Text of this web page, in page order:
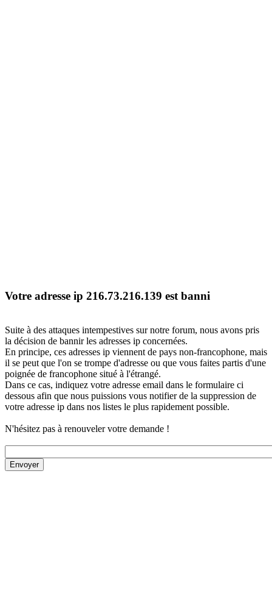
Votre adresse ip 216.73.216.139 est banni
Suite à des attaques intempestives sur notre forum, nous avons pris
la décision de bannir les adresses ip concernées.
En principe, ces adresses ip viennent de pays non-francophone, mais
il se peut que l'on se trompe d'adresse ou que vous faites partis d'une
poignée de francophone situé à l'étrangé.
Dans ce cas, indiquez votre adresse email dans le formulaire ci
dessous afin que nous puissions vous notifier de la suppression de
votre adresse ip dans nos listes le plus rapidement possible.
N'hésitez pas à renouveler votre demande !